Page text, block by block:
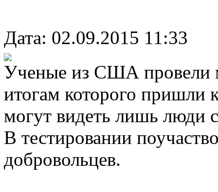
Дата: 02.09.2015 11:33
Ученые из США провели
итогам которого пришли
могут видеть лишь люди
В тестировании
добровольцев.